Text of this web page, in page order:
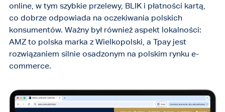
online, w tym szybkie przelewy, BLIK i płatności kartą,
co dobrze odpowiada na oczekiwania polskich
konsumentów. Ważny był również aspekt lokalności:
AMZ to polska marka z Wielkopolski, a Tpay jest
rozwiązaniem silnie osadzonym na polskim rynku e-
commerce.